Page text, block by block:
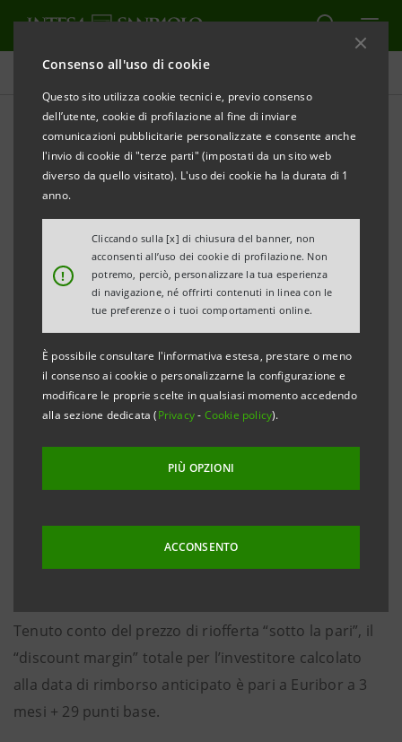
Consenso all'uso di cookie
Questo sito utilizza cookie tecnici e, previo consenso
dell’utente, cookie di profilazione al fine di inviare
comunicazioni pubblicitarie personalizzate e consente anche
l'invio di cookie di "terze parti" (impostati da un sito web
diverso da quello visitato). L'uso dei cookie ha la durata di 1
anno.
!
Cliccando sulla [x] di chiusura del banner, non
acconsenti all’uso dei cookie di profilazione. Non
potremo, perciò, personalizzare la tua esperienza
di navigazione, né offrirti contenuti in linea con le
tue preferenze o i tuoi comportamenti online.
È possibile consultare l'informativa estesa, prestare o meno
il consenso ai cookie o personalizzarne la configurazione e
modificare le proprie scelte in qualsiasi momento accedendo
alla sezione dedicata (Privacy- Cookie policy).
PIÙ OPZIONI
ACCONSENTO
Comunicati stampa
STAMPA AGGIORNA
Milano, 25 gennaio 2006
Banca Intesa ha lanciato oggi sui mercati
internazionali un’emissione obbligazionaria
subordinata “Lower Tier II” per 1.500 milioni di euro
nell’ambito del programma di “Medium Term Notes”.
Si tratta di “Euro Medium Term Notes” a tasso
variabile a 10 anni con opzione di rimborso anticipato
esercitabile dall’emittente al 5° anno.
mesi maggiorato di 25 punti base. Tale spread verrà
maggiorato di 60 punti base a partire dall’ 8 febbraio
2011 nel caso in cui l’opzione di rimborso anticipato
non venisse esercitata dall’emittente.
Tenuto conto del prezzo di riofferta “sotto la pari”, il
“discount margin” totale per l’investitore calcolato
alla data di rimborso anticipato è pari a Euribor a 3
mesi + 29 punti base.